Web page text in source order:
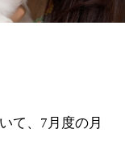
て、7月度の月